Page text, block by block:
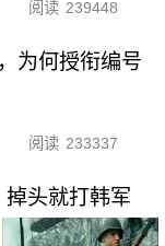
阅读 239448
为何授衔编号
阅读 233337
头就打韩军